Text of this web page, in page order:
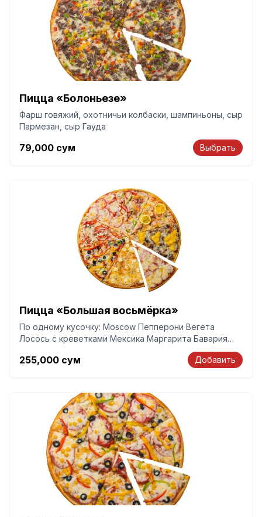
Пицца «Болоньезе»
Фарш говяжий, охотничьи колбаски, шампиньоны, сыр
Пармезан, сыр Гауда
79,000 сум Выбрать
Пицца «Большая восьмёрка»
По одному кусочку: Moscow Пепперони Вегета
Лосось с креветками Мексика Маргарита Бавария
255,000 сум Добавить